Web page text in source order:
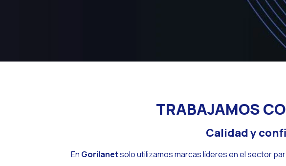
TRABAJAMOS
Calidad y
En Gorilanetsolo utilizamos marcas líderes en el sector